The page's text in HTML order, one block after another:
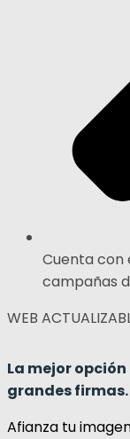
Cuenta con
campañas
WEB
La mejor
grandes firmas.
Afianza tu